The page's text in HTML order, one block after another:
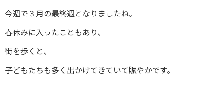
今週で３月の最終週となりましたね。
春休みに入ったこともあり、
街を歩くと、
子どもたちも多く出かけてきていて賑やかです。